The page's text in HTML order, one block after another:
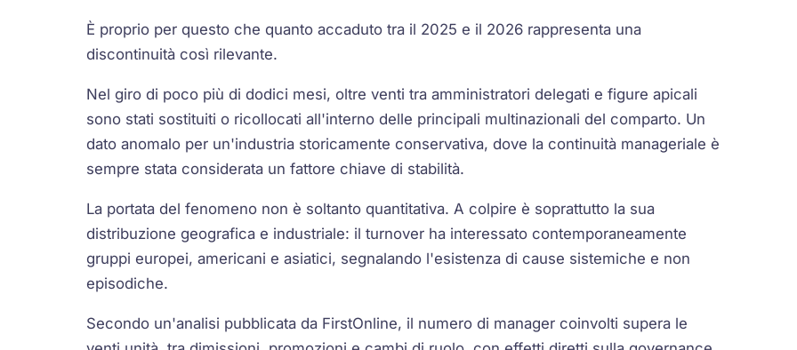
È proprio per questo che quanto accaduto tra il 2025 e il 2026 rappresenta una
discontinuità così rilevante.
Nel giro di poco più di dodici mesi, oltre venti tra amministratori delegati e figure apicali
sono stati sostituiti o ricollocati all'interno delle principali multinazionali del comparto. Un
dato anomalo per un'industria storicamente conservativa, dove la continuità manageriale è
sempre stata considerata un fattore chiave di stabilità.
La portata del fenomeno non è soltanto quantitativa. A colpire è soprattutto la sua
distribuzione geografica e industriale: il turnover ha interessato contemporaneamente
gruppi europei, americani e asiatici, segnalando l'esistenza di cause sistemiche e non
episodiche.
Secondo un'analisi pubblicata da FirstOnline, il numero di manager coinvolti supera le